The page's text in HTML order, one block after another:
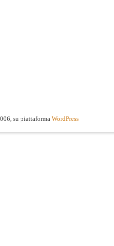
su piattaforma WordPress